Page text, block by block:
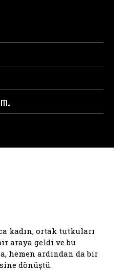
kadın, ortak tutkuları
araya geldi ve bu
hemen ardından da bir
dönüştü.